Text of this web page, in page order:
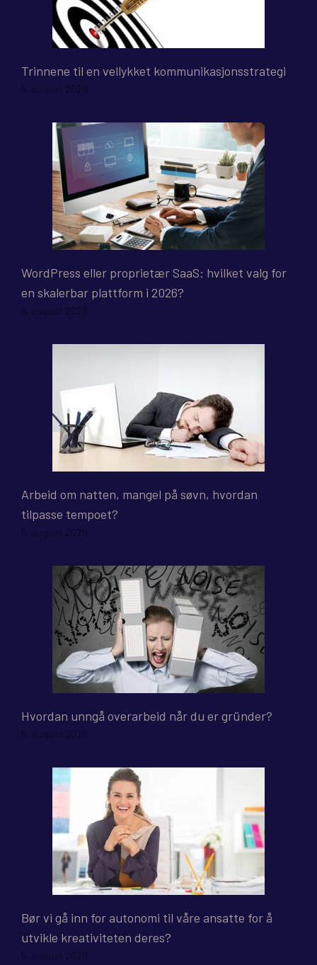
Trinnene til en vellykket kommunikasjonsstrategi
5. august 2026
WordPress eller proprietær SaaS: hvilket valg for
en skalerbar plattform i 2026?
5. august 2026
Arbeid om natten, mangel på søvn, hvordan
tilpasse tempoet?
5. august 2026
Hvordan unngå overarbeid når du er gründer?
5. august 2026
Bør vi gå inn for autonomi til våre ansatte for å
utvikle kreativiteten deres?
5. august 2026